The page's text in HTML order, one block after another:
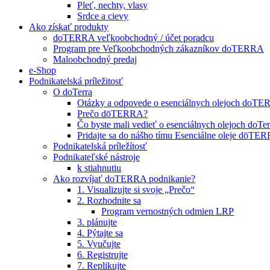
Pleť, nechty, vlasy
Srdce a cievy
Ako získať produkty
doTERRA veľkoobchodný / účet poradcu
Program pre Veľkoobchodných zákazníkov doTERRA
Maloobchodný predaj
e-Shop
Podnikatelská príležitosť
O doTerra
Otázky a odpovede o esenciálnych olejoch
Prečo dōTERRA?
Čo byste mali vedieť o esenciálnych olejoch
Pridajte sa do nášho tímu Esenciálne oleje
Podnikatelská príležítosť
Podnikateľské nástroje
k stiahnutiu
Ako rozvíjať doTERRA podnikanie?
1. Visualizujte si svoje „Prečo“
2. Rozhodnite sa
Program vernostných odmien LRP
3. plánujte
4. Pýtajte sa
5. Vyučujte
6. Registrujte
7. Replikujte